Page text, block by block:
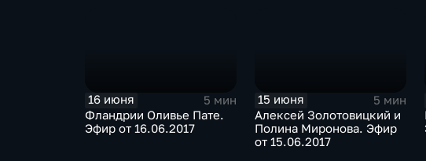
16 июня
5 мин
Фландрии Оливье Пате.
Эфир от 16.06.2017
15 июня
5 мин
Алексей Золотовицкий и
Полина Миронова. Эфир
от 15.06.2017